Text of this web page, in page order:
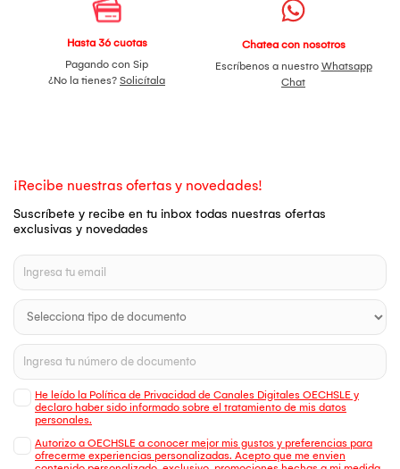
Hasta 36 cuotas
Pagando con Sip
¿No la tienes? Solicítala
Chatea con nosotros
Escríbenos a nuestro Whatsapp
Chat
¡Recibe nuestras ofertas y novedades!
Suscríbete y recibe en tu inbox todas nuestras ofertas
exclusivas y novedades
He leído la Política de Privacidad de Canales Digitales OECHSLE y
declaro haber sido informado sobre el tratamiento de mis datos
personales.
Autorizo a OECHSLE a conocer mejor mis gustos y preferencias para
ofrecerme experiencias personalizadas. Acepto que me envien